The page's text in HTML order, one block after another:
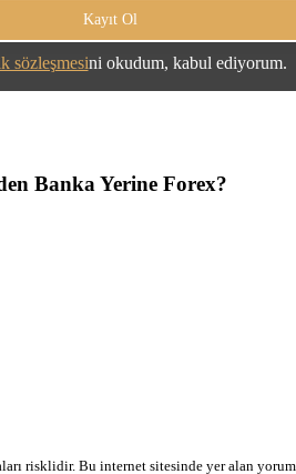
sözleşmesini okudum, kabul ediyorum.
Banka Yerine Forex?
risklidir. Bu internet sitesinde yer alan